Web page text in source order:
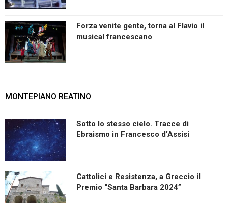
Forza venite gente, torna al Flavio il
musical francescano
MONTEPIANO REATINO
Sotto lo stesso cielo. Tracce di
Ebraismo in Francesco d’Assisi
Cattolici e Resistenza, a Greccio il
Premio “Santa Barbara 2024”